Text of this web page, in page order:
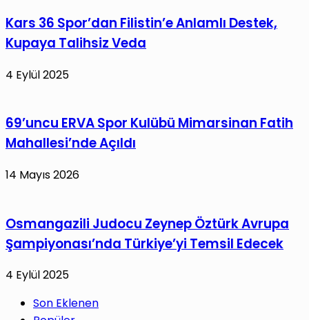
Kars 36 Spor’dan Filistin’e Anlamlı Destek,
Kupaya Talihsiz Veda
4 Eylül 2025
69’uncu ERVA Spor Kulübü Mimarsinan Fatih
Mahallesi’nde Açıldı
14 Mayıs 2026
Osmangazili Judocu Zeynep Öztürk Avrupa
Şampiyonası’nda Türkiye’yi Temsil Edecek
4 Eylül 2025
Son Eklenen